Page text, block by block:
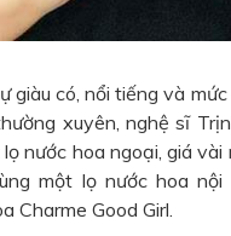
giàu có, nổi tiếng và
xuyên, nghệ sĩ
nước hoa ngoại, giá vài
một lọ nước hoa
Charme Good Girl